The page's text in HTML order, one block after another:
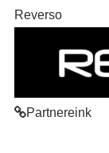
Reverso
Partnereink